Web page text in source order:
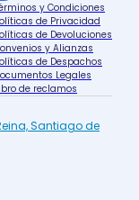
y Condiciones
de Privacidad
de Devoluciones
y Alianzas
de Despachos
Legales
de reclamos
Santiago de